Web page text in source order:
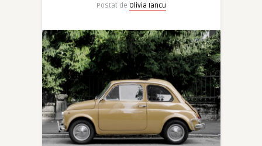
Postat de Olivia Iancu